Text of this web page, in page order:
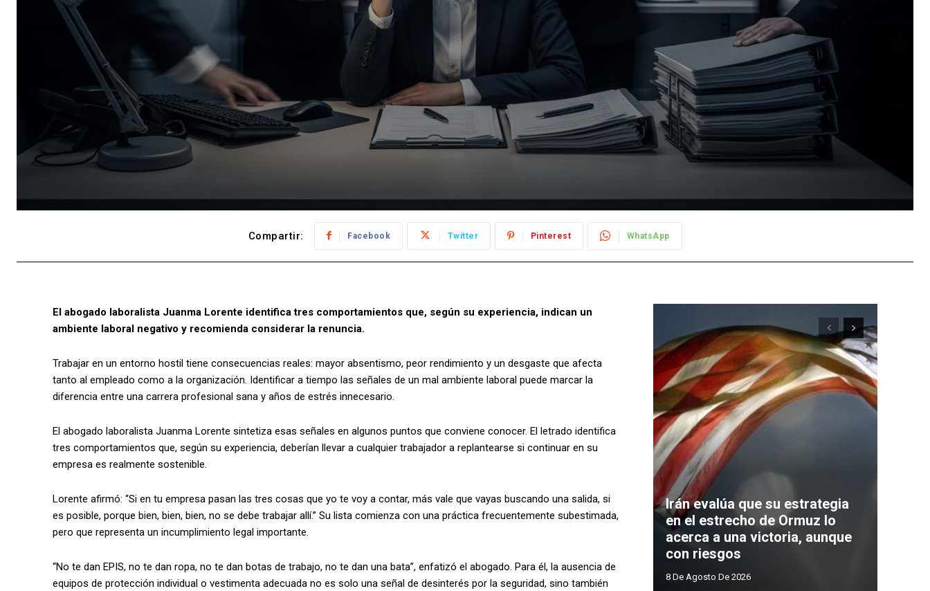
Compartir: Facebook Twitter Pinterest WhatsApp
El abogado laboralista Juanma Lorente identifica tres comportamientos que, según su experiencia, indican un
ambiente laboral negativo y recomienda considerar la renuncia.
Trabajar en un entorno hostil tiene consecuencias reales: mayor absentismo, peor rendimiento y un desgaste que afecta
tanto al empleado como a la organización. Identificar a tiempo las señales de un mal ambiente laboral puede marcar la
diferencia entre una carrera profesional sana y años de estrés innecesario.
El abogado laboralista Juanma Lorente sintetiza esas señales en algunos puntos que conviene conocer. El letrado identifica
tres comportamientos que, según su experiencia, deberían llevar a cualquier trabajador a replantearse si continuar en su
empresa es realmente sostenible.
Lorente afirmó: “Si en tu empresa pasan las tres cosas que yo te voy a contar, más vale que vayas buscando una salida, si
es posible, porque bien, bien, bien, no se debe trabajar allí.” Su lista comienza con una práctica frecuentemente subestimada,
pero que representa un incumplimiento legal importante.
“No te dan EPIS, no te dan ropa, no te dan botas de trabajo, no te dan una bata”, enfatizó el abogado. Para él, la ausencia de
equipos de protección individual o vestimenta adecuada no es solo una señal de desinterés por la seguridad, sino también
Irán evalúa que su estrategia
en el estrecho de Ormuz lo
acerca a una victoria, aunque
con riesgos
8 De Agosto De 2026